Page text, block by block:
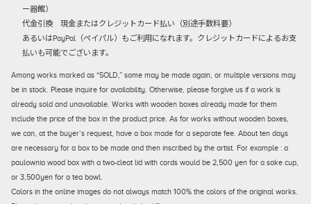
ー器館）
代金引換現金またはクレジットカード払い（別途手数料要）
あるいはPayPal（ペイパル）もご利用になれます。クレジットカードによるお支
払いも可能でございます。
Among works marked as “SOLD,” some may be made again, or multiple versions may
be in stock. Please inquire for availability. Otherwise, please forgive us if a work is
already sold and unavailable. Works with wooden boxes already made for them
include the price of the box in the product price. As for works without wooden boxes,
we can, at the buyer’s request, have a box made for a separate fee. About ten days
are necessary for a box to be made and then inscribed by the artist. For example : a
paulownia wood box with a two-cleat lid with cords would be 2,500 yen for a sake cup,
or 3,500yen for a tea bowl.
Colors in the online images do not always match 100% the colors of the original works.